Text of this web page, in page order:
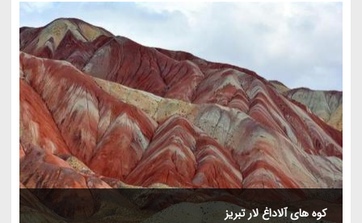
کوه های آلاداغ لار تبریز